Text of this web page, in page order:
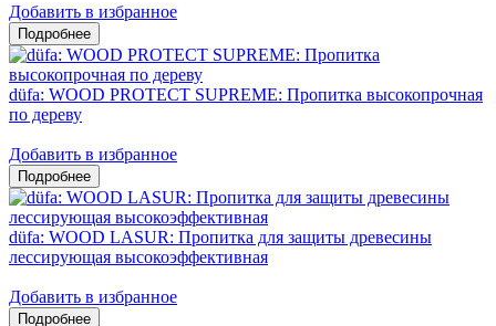
Добавить в избранное
düfa: WOOD PROTECT SUPREME: Пропитка высокопрочная
по дереву
Добавить в избранное
düfa: WOOD LASUR: Пропитка для защиты древесины
лессирующая высокоэффективная
Добавить в избранное